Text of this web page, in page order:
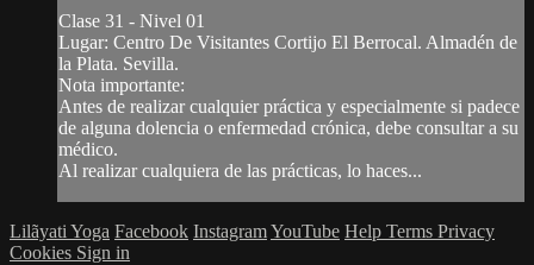
Clase 31 - Nivel 01
Lugar: Centro De Visitantes Cortijo El Berrocal. Almadén de
la Plata. Sevilla.
Nota importante:
Antes de realizar cualquier práctica y especialmente si padece
de alguna dolencia o enfermedad crónica, debe consultar a su
médico.
Al realizar cualquiera de las prácticas, lo haces...
Lilãyati Yoga Facebook InstagramYouTube Help Terms Privacy
Cookies Sign in